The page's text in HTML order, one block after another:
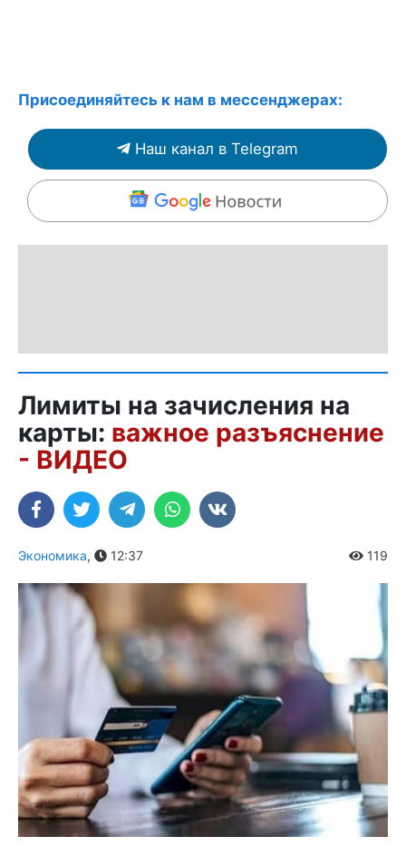
Присоединяйтесь к нам в мессенджерах:
Наш канал в Telegram
Лимиты на зачисления на
карты: важное разъяснение
- ВИДЕО
Экономика, 12:37 119